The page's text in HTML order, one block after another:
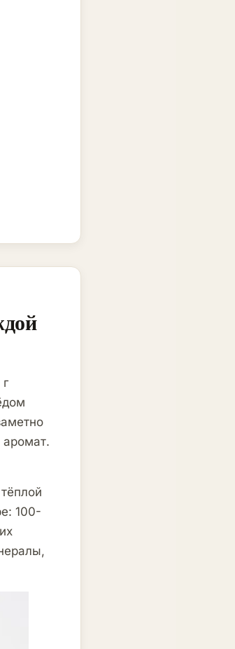
аромат.
100-